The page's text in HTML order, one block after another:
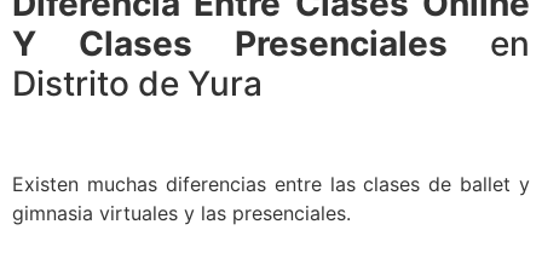
Y Clases Presenciales en
Distrito de Yura
Existen muchas diferencias entre las clases de ballet y
gimnasia virtuales y las presenciales.